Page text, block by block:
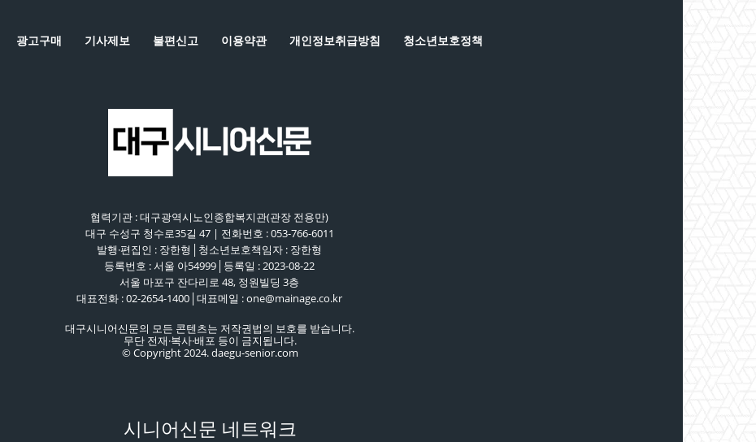
광고구매 기사제보 불편신고 이용약관 개인정보취급방침 청소년보호정책
협력기관 : 대구광역시노인종합복지관(관장 전용만)
대구 수성구 청수로35길 47 | 전화번호 : 053-766-6011
발행·편집인 : 장한형│청소년보호책임자 : 장한형
등록번호 : 서울 아54999│등록일 : 2023-08-22
서울 마포구 잔다리로 48, 정원빌딩 3층
대표전화 : 02-2654-1400│대표메일 : one@mainage.co.kr
대구시니어신문의 모든 콘텐츠는 저작권법의 보호를 받습니다.
무단 전재·복사·배포 등이 금지됩니다.
© Copyright 2024. daegu-senior.com
시니어신문 네트워크